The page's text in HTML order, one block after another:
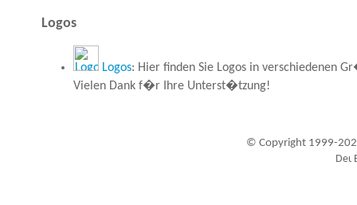
Logos
Logos: Hier finden Sie Logos in verschiedenen
Vielen Dank f�r Ihre Unterst�tzung!
© Copyright 1999-